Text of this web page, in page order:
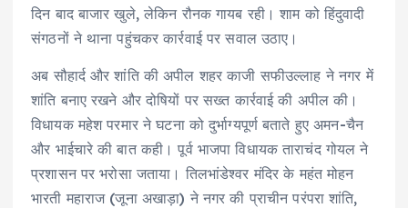
दिन बाद बाजार खुले, लेकिन रौनक गायब रही। शाम को हिंदुवादी
संगठनों ने थाना पहुंचकर कार्रवाई पर सवाल उठाए।
अब सौहार्द और शांति की अपील शहर काजी सफीउल्लाह ने नगर में
शांति बनाए रखने और दोषियों पर सख्त कार्रवाई की अपील की।
विधायक महेश परमार ने घटना को दुर्भाग्यपूर्ण बताते हुए अमन-चैन
और भाईचारे की बात कही। पूर्व भाजपा विधायक ताराचंद गोयल ने
प्रशासन पर भरोसा जताया। तिलभांडेश्वर मंदिर के महंत मोहन
भारती महाराज (जूना अखाड़ा) ने नगर की प्राचीन परंपरा शांति,